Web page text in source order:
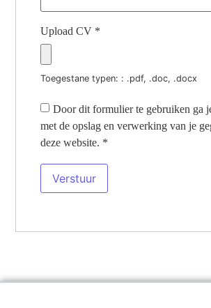
Upload CV *
Toegestane typen: : .pdf, .doc, .docx
Door dit formulier te gebruiken ga
met de opslag en verwerking van je
deze website. *